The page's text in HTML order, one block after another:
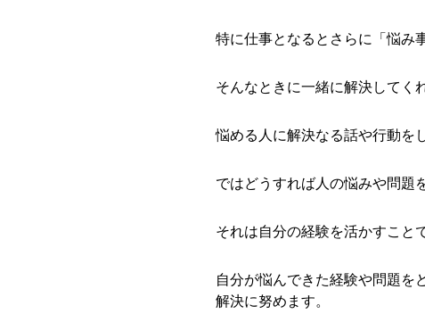
特に仕事となるとさらに「悩み
そんなときに一緒に解決してく
悩める人に解決なる話や行動を
ではどうすれば人の悩みや問題
それは自分の経験を活かすこと
自分が悩んできた経験や問題を
解決に努めます。